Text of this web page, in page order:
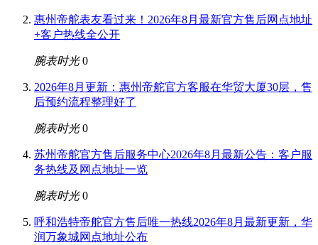
惠州帝舵表友看过来！2026年8月最新官方售后网点地址
+客户热线全公开
腕表时光 0
2026年8月更新：惠州帝舵官方客服在华贸大厦30层，售
后预约流程整理好了
腕表时光 0
苏州帝舵官方售后服务中心2026年8月最新公告：客户服
务热线及网点地址一览
腕表时光 0
呼和浩特帝舵官方售后唯一热线2026年8月最新更新，华
润万象城网点地址公布